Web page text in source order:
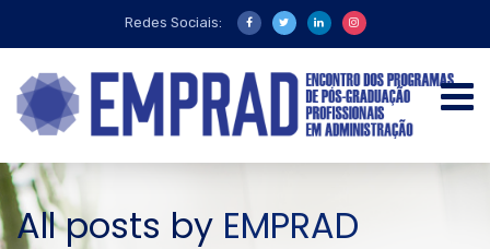
Redes Sociais:
All posts by EMPRAD